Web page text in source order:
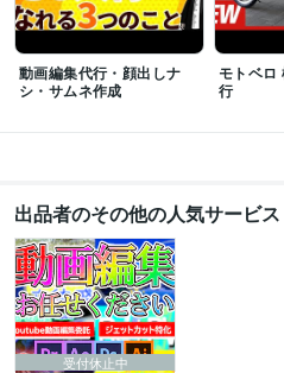
動画編集代行・顔出しナ
シ・サムネ作成
モトベ
行
出品者のその他の人気サービス
受付休止中